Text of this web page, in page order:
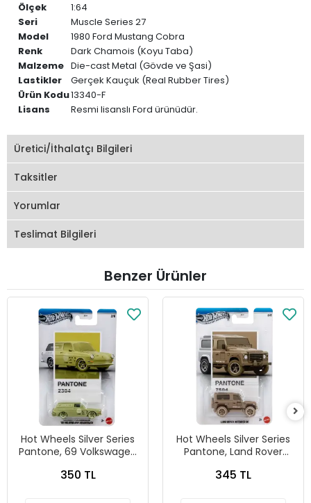
Ölçek
1:64
Seri
Muscle Series 27
Model
1980 Ford Mustang Cobra
Renk
Dark Chamois (Koyu Taba)
Malzeme Die-cast Metal (Gövde ve Şasi)
Lastikler
Gerçek Kauçuk (Real Rubber Tires)
Ürün Kodu13340-F
Lisans
Resmi lisanslı Ford ürünüdür.
Üretici/İthalatçı Bilgileri
Taksitler
Yorumlar
Teslimat Bilgileri
Benzer Ürünler
Hot Wheels Silver Series
Pantone, 69 Volkswagen
350 TL
Hot Wheels Silver Series
Pantone, Land Rover
345 TL